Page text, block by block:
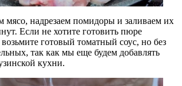
мясо, надрезаем помидоры и заливаем их
Если не хотите готовить пюре
возьмите готовый томатный соус, но без
так как мы еще будем добавлять
кухни.